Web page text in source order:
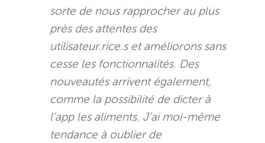
sorte de nous rapprocher au plus
près des attentes des
utilisateur.rice.s et améliorons sans
cesse les fonctionnalités. Des
nouveautés arrivent également,
comme la possibilité de dicter à
l’app les aliments. J’ai moi-même
tendance à oublier de